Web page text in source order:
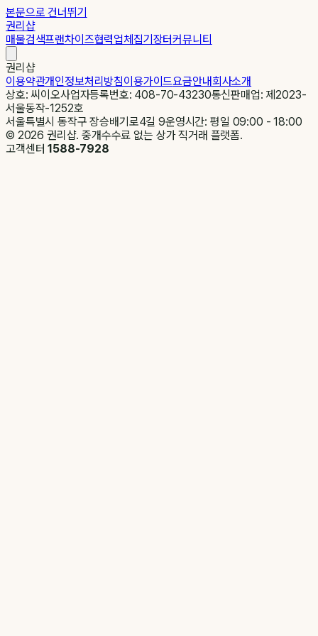
본문으로 건너뛰기
권리샵
매물검색프랜차이즈협력업체집기장터커뮤니티
권리샵
이용약관개인정보처리방침이용가이드요금안내회사소개
상호: 씨이오사업자등록번호: 408-70-43230통신판매업: 제2023-
서울동작-1252호
서울특별시 동작구 장승배기로4길 9운영시간: 평일 09:00 - 18:00
© 2026 권리샵. 중개수수료 없는 상가 직거래 플랫폼.
고객센터1588-7928